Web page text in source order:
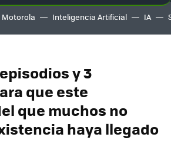
Motorola Inteligencia Artificial IA
y 3
que este
que muchos no
haya llegado